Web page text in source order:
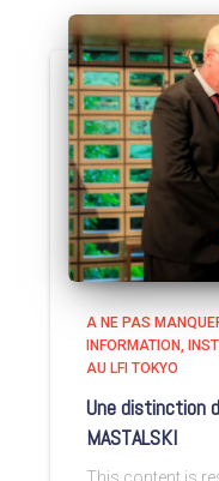
A NE PAS
INFORMATION
AU LFI TOKYO
Une distinction
MASTALSKI